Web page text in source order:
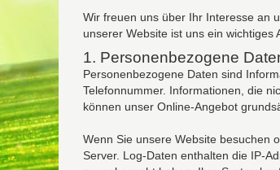
Wir freuen uns über Ihr Interesse an
unserer Website ist uns ein wichtiges
1. Personenbezogene
Personenbezogene Daten sind
Telefonnummer. Informationen, die
können unser Online-Angebot
Wenn Sie unsere Website besuchen
Server. Log-Daten enthalten die IP-